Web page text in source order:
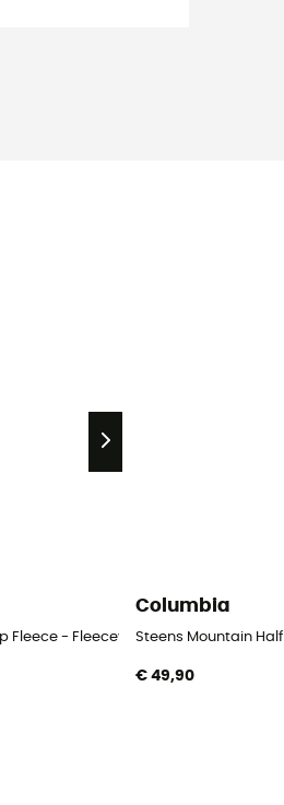
Fleece - Fleecevest - Heren
Columbia
Steens Mountain
€ 49,90